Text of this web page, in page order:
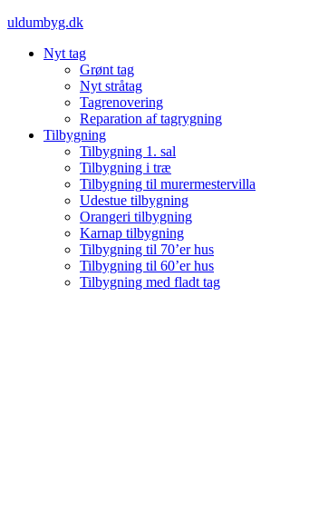
Videre
indhold
uldumbyg.dk
Nyt tag
Grønt tag
Nyt stråtag
Tagrenovering
Reparation af tagrygning
Tilbygning
Tilbygning 1. sal
Tilbygning i træ
Tilbygning til murermestervilla
Udestue tilbygning
Orangeri tilbygning
Karnap tilbygning
Tilbygning til 70’er hus
Tilbygning til 60’er hus
Tilbygning med fladt tag